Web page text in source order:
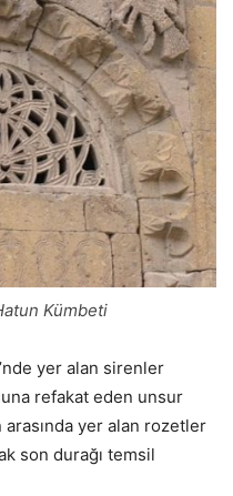
Kümbeti
yer alan sirenler
refakat eden unsur
yer alan rozetler
son durağı temsil